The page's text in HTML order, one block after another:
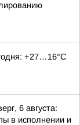
+27…16°С
6 августа:
в исполнении и